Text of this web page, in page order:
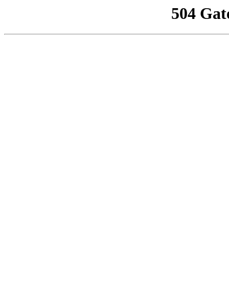
504